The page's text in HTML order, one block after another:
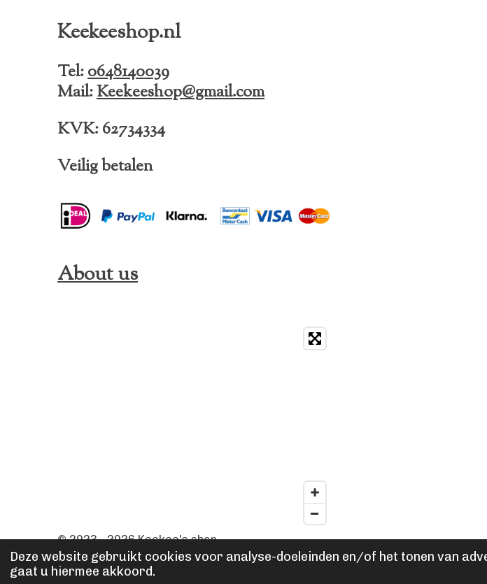
Deze website gebruikt cookies voor analyse-doeleinden en/of het tonen van
gaat u hiermee akkoord.
b
o
k
a
r
a
m
o
Keekeeshop.nl
Tel:0648140039
Mail:Keekeeshop@gmail.com
KVK: 62734334
Veilig betalen
About us
© 2023 - 2026 Keekee's shop